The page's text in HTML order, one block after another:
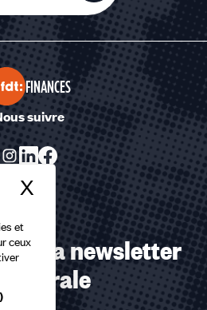
et
ceux
X Masquer le
FINANCES
suivre
à la newsletter